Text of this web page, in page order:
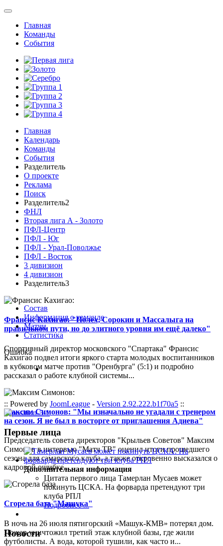
Главная
Команды
События
Главная
Календарь
Команды
События
Разделитель
О проекте
Реклама
Поиск
Разделитель2
ФНЛ
Вторая лига А - Золото
ПФЛ-Центр
ПФЛ - Юг
ПФЛ - Урал-Поволжье
ПФЛ - Восток
3 дивизион
4 дивизион
Разделитель3
Франсис Кахигао: "Полех, Сорокин и Массалыга на
правильном пути, но до элитного уровня им ещё далеко"
Спортивный директор московского "Спартака" Франсис
Кахигао подвел итоги яркого старта молодых воспитанников
в кубковом матче против "Оренбурга" (5:1) и подробно
рассказал о работе клубной системы...
Максим Симонов: "Мы изначально не угадали с тренером
на сезон. Я не был в восторге от приглашения Адиева"
Председатель совета директоров "Крыльев Советов" Максим
Симонов в интервью "Матч ТВ" оценил итоги прошедшего
сезона для самарского клуба, а также откровенно высказался о
кадровой ошибке...
Сгорела база "Машука"
В ночь на 26 июля пятигорский «Машук-КМВ» потерял дом.
Пожар уничтожил третий этаж клубной базы, где жили
футболисты. А вода, которой тушили, как часто и...
Состав
Информация о команде
Матчи
Статистика
Ошибка
:: Powered by JoomLeague - Version 2.92.222.b1f70a5 ::
Первые лица
Дополнительная информация
Цитата первого лица Тамерлан Мусаев может
покинуть ЦСКА. На форварда претендуют три
клуба РПЛ
Подробнее ...
Новости